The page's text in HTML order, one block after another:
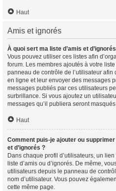
Haut
Amis et ignorés
À quoi sert ma liste d’amis et
Vous pouvez utiliser ces listes afin
forum. Les membres ajoutés à votre
panneau de contrôle de l’utilisateur
en ligne et leur envoyer des messages
messages publiés par ces utilisateurs
surbrillance. Si vous ajoutez un
messages qu’il publiera seront
Haut
Comment puis-je ajouter ou
et d’ignorés ?
Dans chaque profil d’utilisateurs, un
liste d’amis ou d’ignorés. De même,
utilisateurs depuis le panneau de
nom d’utilisateur. Vous pouvez
cette même page.